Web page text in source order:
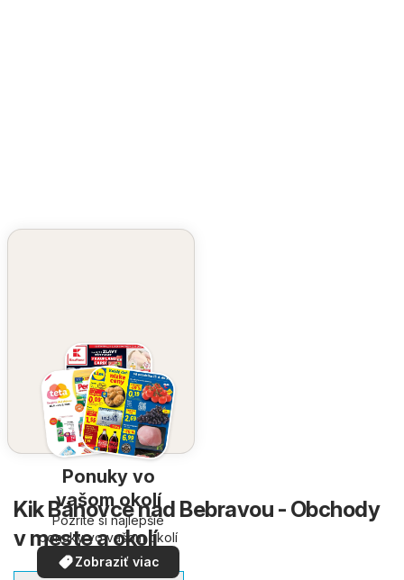
Ponuky vo
vašom okolí
Pozrite si najlepšie
ponuky vo vašom okolí
Zobraziť viac
Kik Bánovce nad Bebravou - Obchody
v meste a okolí